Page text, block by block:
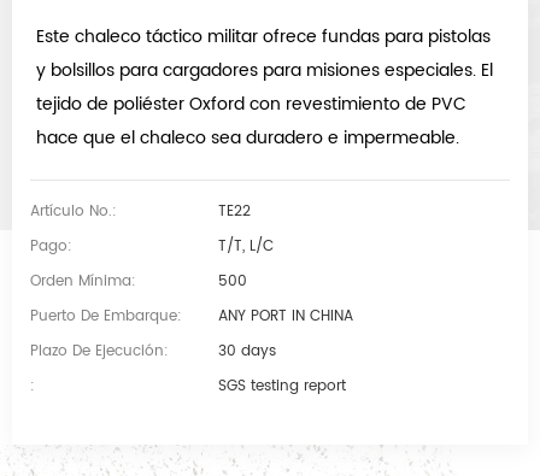
Este chaleco táctico militar ofrece fundas para pistolas
y bolsillos para cargadores para misiones especiales. El
tejido de poliéster Oxford con revestimiento de PVC
hace que el chaleco sea duradero e impermeable.
Artículo No.:
TE22
Pago:
T/T, L/C
Orden Mínima:
500
Puerto De Embarque:
ANY PORT IN CHINA
Plazo De Ejecución:
30 days
:
SGS testing report